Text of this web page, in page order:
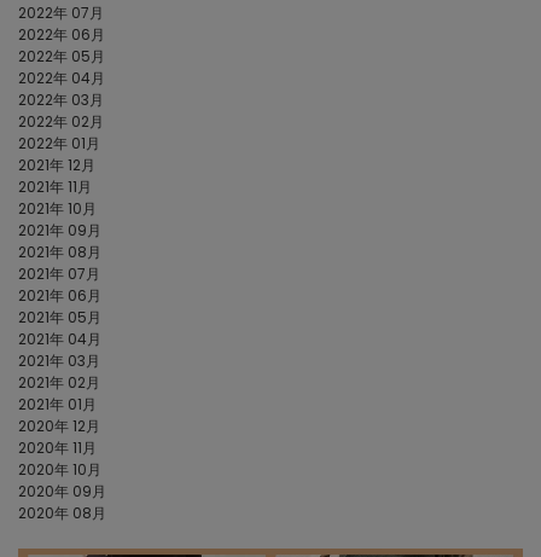
2022年 07月
2022年 06月
2022年 05月
2022年 04月
2022年 03月
2022年 02月
2022年 01月
2021年 12月
2021年 11月
2021年 10月
2021年 09月
2021年 08月
2021年 07月
2021年 06月
2021年 05月
2021年 04月
2021年 03月
2021年 02月
2021年 01月
2020年 12月
2020年 11月
2020年 10月
2020年 09月
2020年 08月